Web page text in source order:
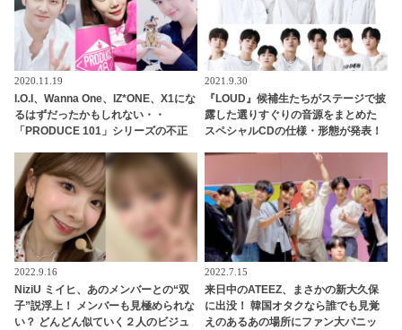
2020.11.19
I.O.I、Wanna One、IZ*ONE、X1にな
るはずだったかもしれない・・
「PRODUCE 101」シリーズの不正
人の氏名が公表
2021.9.30
『LOUD』候補生たちがステージで披
露した選りすぐりの音源をまとめた
スペシャルCDの仕様・形態が発表！
2022.9.16
NiziU ミイヒ、あのメンバーとの“双
子”説浮上！ メンバーも見極められな
い？ どんどん似ていく２人のビジュ
2022.7.15
来日中のATEEZ、まさかの新大久保
に出没！ 韓国オタクなら誰でも見覚
えのあるあの場所にファン大パニッ